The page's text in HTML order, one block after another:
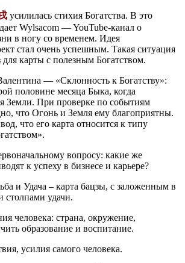
усилилась стихия Богатства. В это
Wylsacom — YouTube-канал о
в ногу со временем. Идея
стал очень успешным. Такая ситуация
для карты с полезным Богатством.
— «Склонность к Богатству»:
половине месяца Быка, когда
Земли. При проверке по событиям
что Огонь и Земля ему благоприятны.
что его карта относится к типу
вопросу: какие же
к успеху в бизнесе и карьере?
и Удача – карта бацзы, с заложенным в
столпами удачи.
человека: страна, окружение,
образование и воспитание.
усилия самого человека.